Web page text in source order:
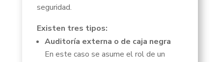
seguridad.
Existen tres tipos:
Auditoría externa o de caja negra
En este caso se asume el rol de un